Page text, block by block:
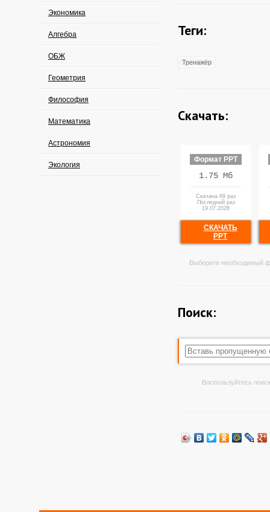
Экономика
Алгебра
ОБЖ
Геометрия
Философия
Математика
Астрономия
Экология
Теги:
Тренажёр
Скачать:
Формат PPT
1.75 Мб
Скачана 69 раз
Последний раз
19.07.2026
СКАЧАТЬ
PPT
Выберите необходимый
Поиск:
Воспользуйтесь